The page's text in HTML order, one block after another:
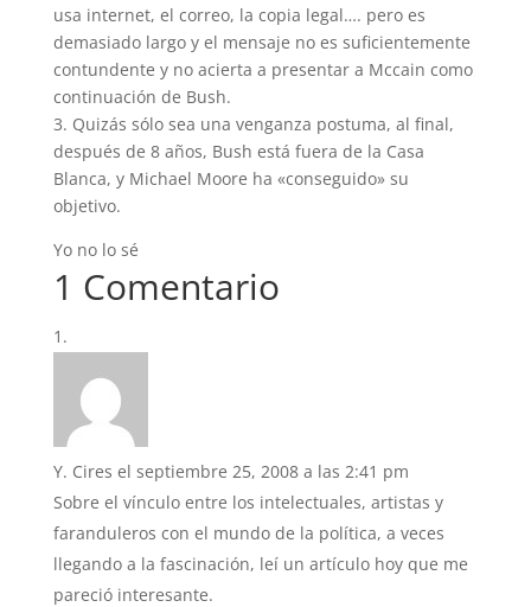
usa internet, el correo, la copia legal…. pero es
demasiado largo y el mensaje no es suficientemente
contundente y no acierta a presentar a Mccain como
continuación de Bush.
3. Quizás sólo sea una venganza postuma, al final,
después de 8 años, Bush está fuera de la Casa
Blanca, y Michael Moore ha «conseguido» su
objetivo.
Yo no lo sé
1 Comentario
Y. Cires el septiembre 25, 2008 a las 2:41 pm
Sobre el vínculo entre los intelectuales, artistas y
faranduleros con el mundo de la política, a veces
llegando a la fascinación, leí un artículo hoy que me
pareció interesante.